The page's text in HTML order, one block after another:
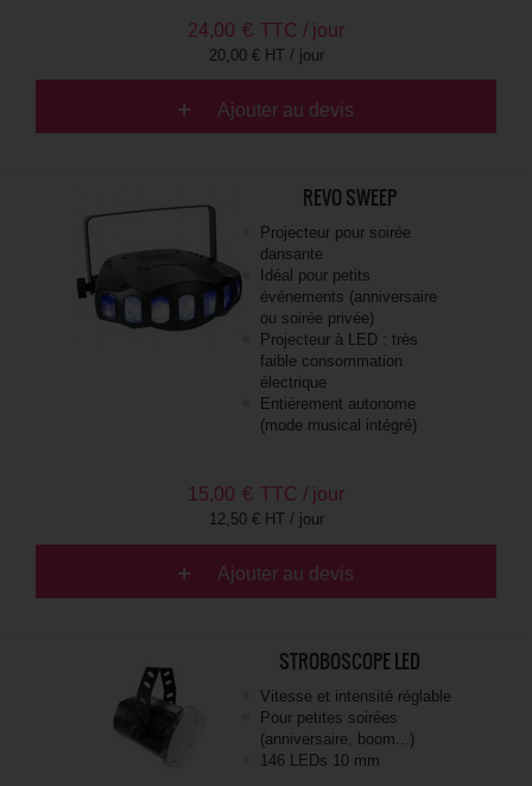
24,00 € TTC / jour
20,00 € HT / jour
Ajouter au devis
REVO SWEEP
Projecteur pour soirée
dansante
Idéal pour petits
événements (anniversaire
ou soirée privée)
Projecteur à LED : très
faible consommation
électrique
Entièrement autonome
(mode musical intégré)
15,00 € TTC / jour
12,50 € HT / jour
Ajouter au devis
STROBOSCOPE LED
Vitesse et intensité réglable
Pour petites soirées
(anniversaire, boom...)
146 LEDs 10 mm